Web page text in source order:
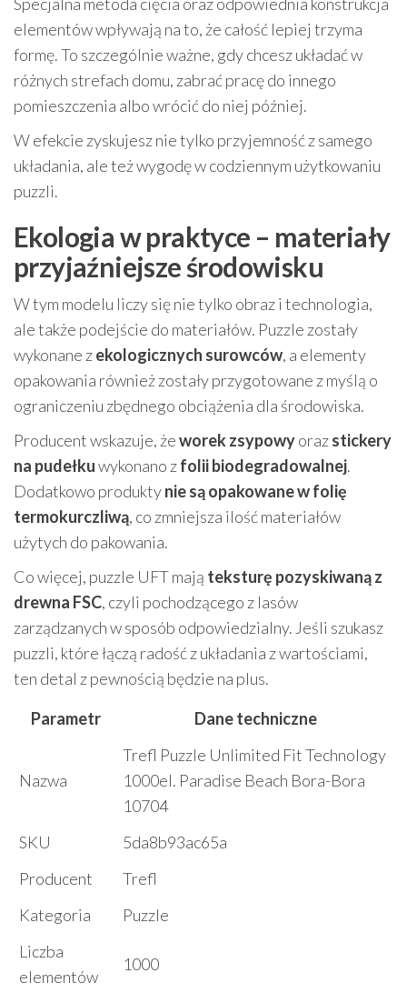
elementów wpływają na to, że całość lepiej trzyma
formę. To szczególnie ważne, gdy chcesz układać w
różnych strefach domu, zabrać pracę do innego
pomieszczenia albo wrócić do niej później.
W efekcie zyskujesz nie tylko przyjemność z samego
układania, ale też wygodę w codziennym użytkowaniu
puzzli.
Ekologia w praktyce – materiały
przyjaźniejsze środowisku
W tym modelu liczy się nie tylko obraz i technologia,
ale także podejście do materiałów. Puzzle zostały
wykonane zekologicznych surowców, a elementy
opakowania również zostały przygotowane z myślą o
ograniczeniu zbędnego obciążenia dla środowiska.
Producent wskazuje, żeworek zsypowyorazstickery
na pudełkuwykonano zfolii biodegradowalnej.
Dodatkowo produktynie są opakowane w folię
termokurczliwą, co zmniejsza ilość materiałów
użytych do pakowania.
Co więcej, puzzle UFT mają teksturę pozyskiwaną z
drewna FSC, czyli pochodzącego z lasów
zarządzanych w sposób odpowiedzialny. Jeśli szukasz
puzzli, które łączą radość z układania z wartościami,
ten detal z pewnością będzie na plus.
Parametr
Dane techniczne
Nazwa
Trefl Puzzle Unlimited Fit Technology
1000el. Paradise Beach Bora-Bora
10704
SKU
5da8b93ac65a
Producent
Trefl
Kategoria
Puzzle
Liczba
elementów
1000